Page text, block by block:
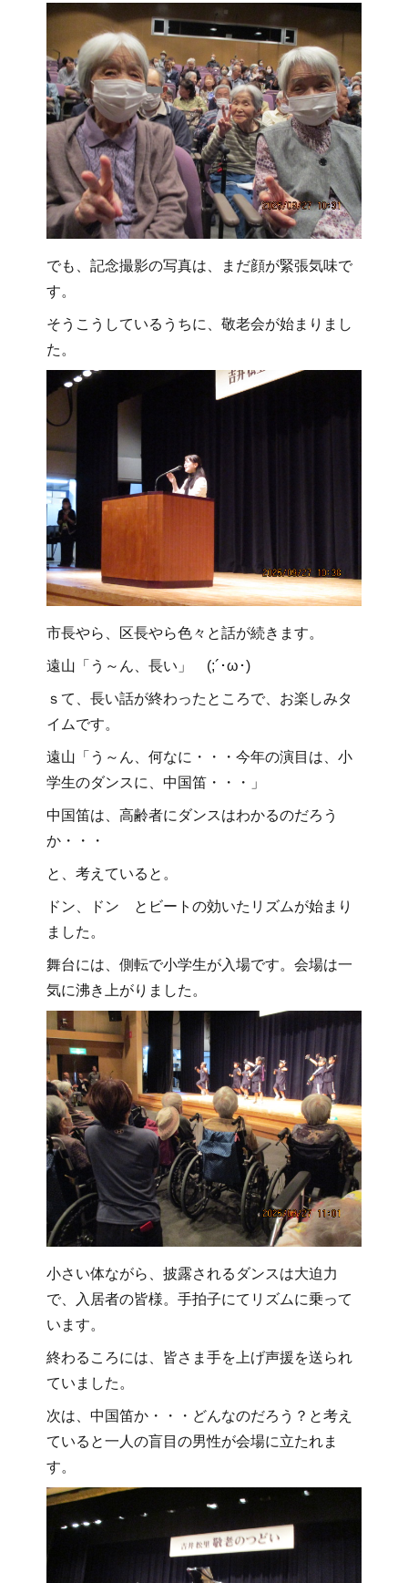
でも、記念撮影の写真は、まだ顔が緊張気味で
す。
そうこうしているうちに、敬老会が始まりまし
た。
市長やら、区長やら色々と話が続きます。
遠山「う～ん、長い」 (;´･ω･)
ｓて、長い話が終わったところで、お楽しみタ
イムです。
遠山「う～ん、何なに・・・今年の演目は、小
学生のダンスに、中国笛・・・」
中国笛は、高齢者にダンスはわかるのだろう
か・・・
と、考えていると。
ドン、ドン とビートの効いたリズムが始まり
ました。
舞台には、側転で小学生が入場です。会場は一
気に沸き上がりました。
小さい体ながら、披露されるダンスは大迫力
で、入居者の皆様。手拍子にてリズムに乗って
います。
終わるころには、皆さま手を上げ声援を送られ
ていました。
次は、中国笛か・・・どんなのだろう？と考え
ていると一人の盲目の男性が会場に立たれま
す。